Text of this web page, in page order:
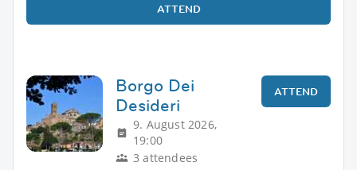
ATTEND
Borgo Dei
Desideri
9. August 2026,
19:00
3 attendees
ATTEND